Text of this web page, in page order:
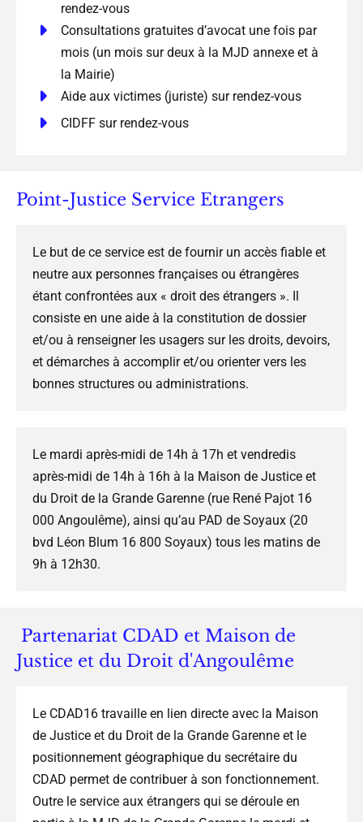
rendez-vous
Consultations gratuites d’avocat une fois par
mois (un mois sur deux à la MJD annexe et à
la Mairie)
Aide aux victimes (juriste) sur rendez-vous
CIDFF sur rendez-vous
Point-Justice Service Etrangers
Le but de ce service est de fournir un accès fiable et
neutre aux personnes françaises ou étrangères
étant confrontées aux « droit des étrangers ». Il
consiste en une aide à la constitution de dossier
et/ou à renseigner les usagers sur les droits, devoirs,
et démarches à accomplir et/ou orienter vers les
bonnes structures ou administrations.
Le mardi après-midi de 14h à 17h et vendredis
après-midi de 14h à 16h à la Maison de Justice et
du Droit de la Grande Garenne (rue René Pajot 16
000 Angoulême), ainsi qu’au PAD de Soyaux (20
bvd Léon Blum 16 800 Soyaux) tous les matins de
9h à 12h30.
Partenariat CDAD et Maison de
Justice et du Droit d'Angoulême
Le CDAD16 travaille en lien directe avec la Maison
de Justice et du Droit de la Grande Garenne et le
positionnement géographique du secrétaire du
CDAD permet de contribuer à son fonctionnement.
Outre le service aux étrangers qui se déroule en